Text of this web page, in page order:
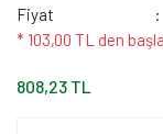
Fiyat
* 103,00 TL den
808,23 TL